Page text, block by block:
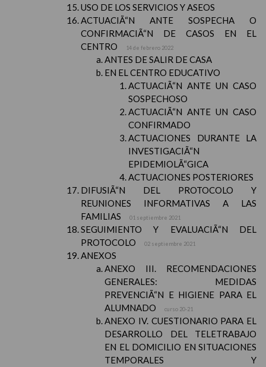
USO DE LOS SERVICIOS Y ASEOS
ACTUACIÃ“N ANTE SOSPECHA O
CONFIRMACIÃ“N DE CASOS EN EL
CENTRO
14 de febrero 2022
ANTES DE SALIR DE CASA
EN EL CENTRO EDUCATIVO
ACTUACIÃ“N ANTE UN CASO
SOSPECHOSO
ACTUACIÃ“N ANTE UN CASO
CONFIRMADO
ACTUACIONES DURANTE LA
INVESTIGACIÃ“N
EPIDEMIOLÃ“GICA
ACTUACIONES POSTERIORES
DIFUSIÃ“N DEL PROTOCOLO Y
REUNIONES INFORMATIVAS A LAS
FAMILIAS
01 septiembre 2021
SEGUIMIENTO Y EVALUACIÃ“N DEL
PROTOCOLO
02 septiembre 2021
ANEXOS
ANEXO III. RECOMENDACIONES
GENERALES: MEDIDAS
PREVENCIÃ“N E HIGIENE PARA EL
ALUMNADO
curso 20-21
ANEXO IV. CUESTIONARIO PARA EL
DESARROLLO DEL TELETRABAJO
EN EL DOMICILIO EN SITUACIONES
TEMPORALES Y